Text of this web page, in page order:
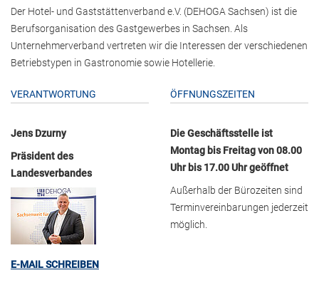
Der Hotel- und Gaststättenverband e.V. (DEHOGA Sachsen) ist die
Berufsorganisation des Gastgewerbes in Sachsen. Als
Unternehmerverband vertreten wir die Interessen der verschiedenen
Betriebstypen in Gastronomie sowie Hotellerie.
VERANTWORTUNG
Jens Dzurny
Präsident des
Landesverbandes
E-MAIL SCHREIBEN
ÖFFNUNGSZEITEN
Die Geschäftsstelle ist
Montag bis Freitag von 08.00
Uhr bis 17.00 Uhr geöffnet
Außerhalb der Bürozeiten sind
Terminvereinbarungen jederzeit
möglich.